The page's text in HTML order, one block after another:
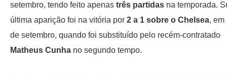
setembro, tendo feito apenas três partidas na temporada.
última aparição foi na vitória por 2 a 1 sobre o Chelsea, em
de setembro, quando foi substituído pelo recém-contratado
Matheus Cunha no segundo tempo.